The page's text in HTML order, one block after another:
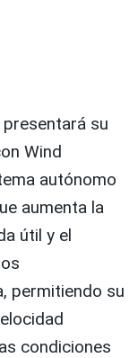
su
Wind
autónomo
aumenta la
útil y el
permitiendo su
condiciones